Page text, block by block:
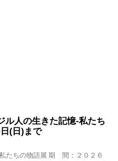
ル人の生きた記憶-私たち
(日)まで
たちの物語展 期 間：２０２６